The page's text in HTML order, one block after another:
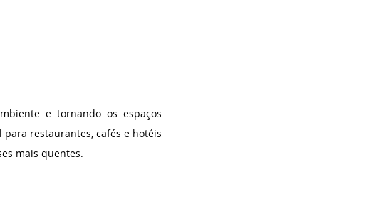
e tornando os espaços
restaurantes, cafés e hotéis
mais quentes.